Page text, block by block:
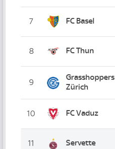
7 FC Basel
8 FC Thun
9
Grasshoppers
Zürich
10 FC Vaduz
11 Servette